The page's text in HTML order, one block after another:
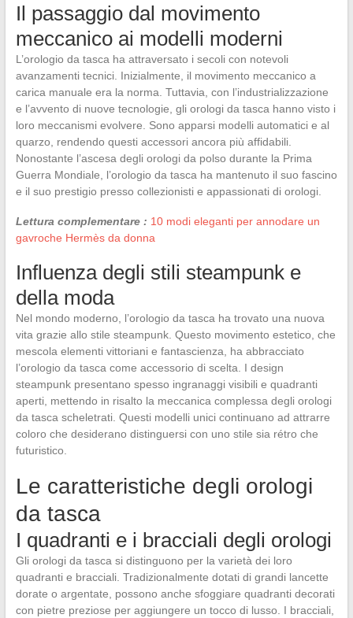
Il passaggio dal movimento
meccanico ai modelli moderni
L’orologio da tasca ha attraversato i secoli con notevoli
avanzamenti tecnici. Inizialmente, il movimento meccanico a
carica manuale era la norma. Tuttavia, con l’industrializzazione
e l’avvento di nuove tecnologie, gli orologi da tasca hanno visto i
loro meccanismi evolvere. Sono apparsi modelli automatici e al
quarzo, rendendo questi accessori ancora più affidabili.
Nonostante l’ascesa degli orologi da polso durante la Prima
Guerra Mondiale, l’orologio da tasca ha mantenuto il suo fascino
e il suo prestigio presso collezionisti e appassionati di orologi.
Lettura complementare : 10 modi eleganti per annodare un
gavroche Hermès da donna
Influenza degli stili steampunk e
della moda
Nel mondo moderno, l’orologio da tasca ha trovato una nuova
vita grazie allo stile steampunk. Questo movimento estetico, che
mescola elementi vittoriani e fantascienza, ha abbracciato
l’orologio da tasca come accessorio di scelta. I design
steampunk presentano spesso ingranaggi visibili e quadranti
aperti, mettendo in risalto la meccanica complessa degli orologi
da tasca scheletrati. Questi modelli unici continuano ad attrarre
coloro che desiderano distinguersi con uno stile sia rétro che
futuristico.
Le caratteristiche degli orologi
da tasca
I quadranti e i bracciali degli orologi
Gli orologi da tasca si distinguono per la varietà dei loro
quadranti e bracciali. Tradizionalmente dotati di grandi lancette
dorate o argentate, possono anche sfoggiare quadranti decorati
con pietre preziose per aggiungere un tocco di lusso. I bracciali,